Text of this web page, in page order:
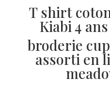
liberty
Betsy
meadow
T shirt
Kiabi 4
broderie
assorti en